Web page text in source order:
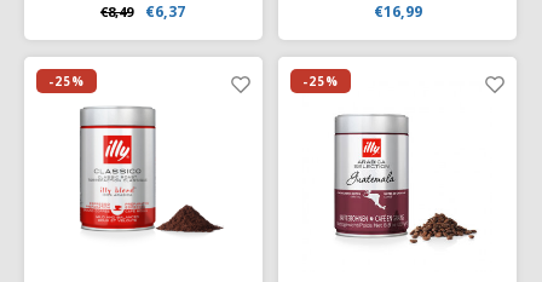
Deze koffieboon heeft een
aantrekkelijke, intense geur
met opvallende tonen van
karamel. Dit alles geeft een
romige body.
€8,49 €6,37
een mooie crèmelaag van
deze (h)eerlijke, donker
gebrande koffiebonen. Een
espresso melange van Café
€16,99
-25% -25%